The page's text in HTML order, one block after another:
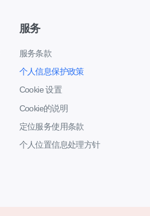
服务
服务条款
个人信息保护政策
Cookie 设置
Cookie的说明
定位服务使用条款
个人位置信息处理方针